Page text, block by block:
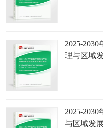
2025-
理与区域
2025-
与区域发